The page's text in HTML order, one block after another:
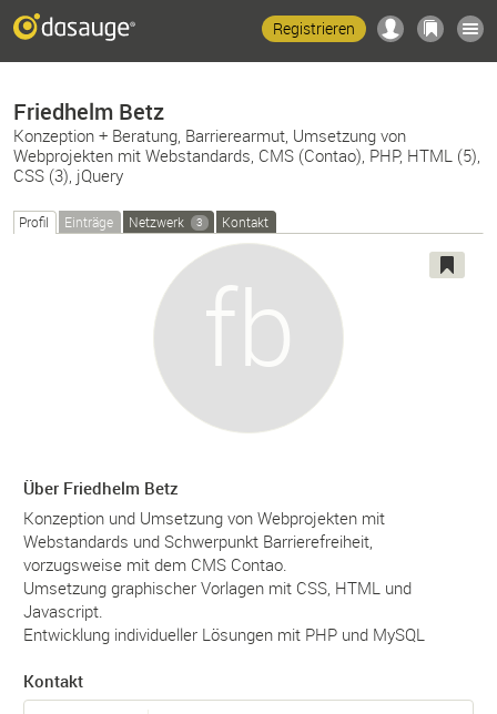
Registrieren
Friedhelm Betz
Konzeption + Beratung, Barrierearmut, Umsetzung von
Webprojekten mit Webstandards, CMS (Contao), PHP, HTML (5),
CSS (3), jQuery
Profil Einträge Netzwerk 3 Kontakt
Über Friedhelm Betz
Konzeption und Umsetzung von Webprojekten mit
Webstandards und Schwerpunkt Barrierefreiheit,
vorzugsweise mit dem CMS Contao.
Umsetzung graphischer Vorlagen mit CSS, HTML und
Javascript.
Entwicklung individueller Lösungen mit PHP und MySQL
Kontakt